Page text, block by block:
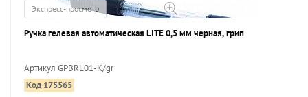
Экспресс-просмотр
Ручка гелевая автоматическая LITE 0,5 мм черная, грип
Артикул GPBRL01-K/gr
Код 175565